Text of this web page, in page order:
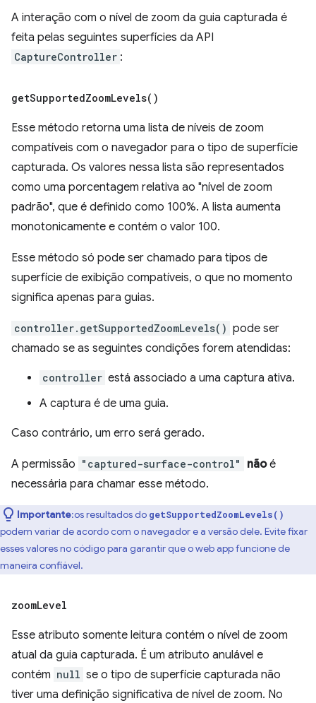
A interação com o nível de zoom da guia capturada é
feita pelas seguintes superfícies da API
CaptureController :
getSupportedZoomLevels( )
Esse método retorna uma lista de níveis de zoom
compatíveis com o navegador para o tipo de superfície
capturada. Os valores nessa lista são representados
como uma porcentagem relativa ao "nível de zoom
padrão", que é definido como 100%. A lista aumenta
monotonicamente e contém o valor 100.
Esse método só pode ser chamado para tipos de
superfície de exibição compatíveis, o que no momento
significa apenas para guias.
controller.getSupportedZoomLevels() pode ser
chamado se as seguintes condições forem atendidas:
controller está associado a uma captura ativa.
A captura é de uma guia.
Caso contrário, um erro será gerado.
A permissão "captured-surface-control" nãoé
necessária para chamar esse método.
Importante:os resultados do getSupportedZoomLevels()
podem variar de acordo com o navegador e a versão dele. Evite fixar
esses valores no código para garantir que o web app funcione de
maneira confiável.
zoomLevel
Esse atributo somente leitura contém o nível de zoom
atual da guia capturada. É um atributo anulável e
contém null se o tipo de superfície capturada não
tiver uma definição significativa de nível de zoom. No